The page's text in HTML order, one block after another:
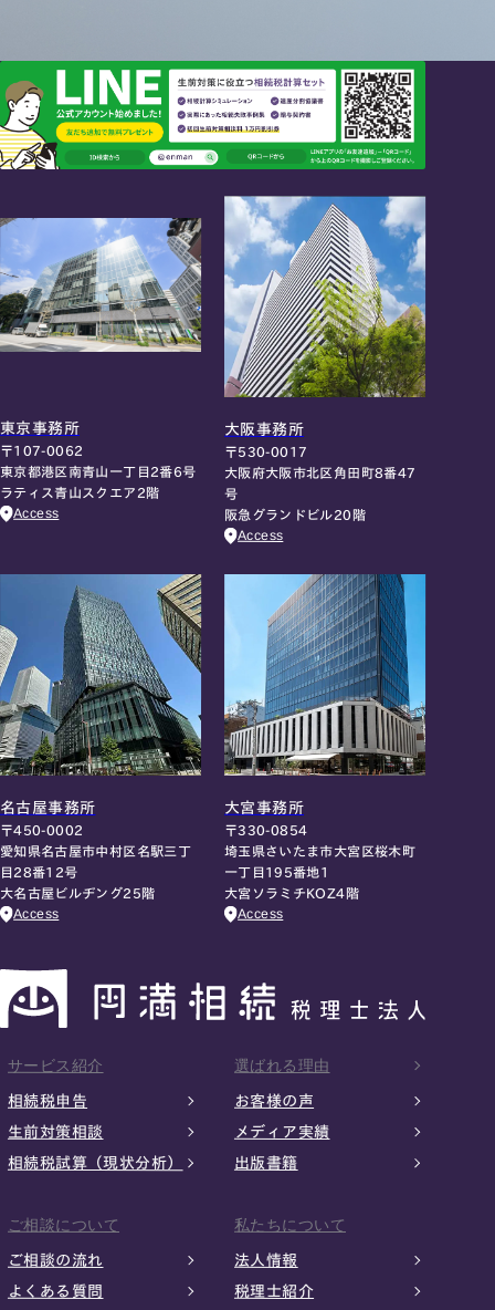
東京事務所
〒107-0062
東京都港区南青山一丁目2番6号
ラティス青山スクエア2階
Access
大阪事務所
〒530-0017
大阪府大阪市北区角田町8番47
号
阪急グランドビル20階
Access
名古屋事務所
〒450-0002
愛知県名古屋市中村区名駅三丁
目28番12号
大名古屋ビルヂング25階
Access
大宮事務所
〒330-0854
埼玉県さいたま市大宮区桜木町
一丁目195番地1
大宮ソラミチKOZ4階
Access
サービス紹介
相続税申告
生前対策相談
相続税試算（現状分析）
選ばれる理由
お客様の声
メディア実績
出版書籍
ご相談について
ご相談の流れ
よくある質問
私たちについて
法人情報
税理士紹介